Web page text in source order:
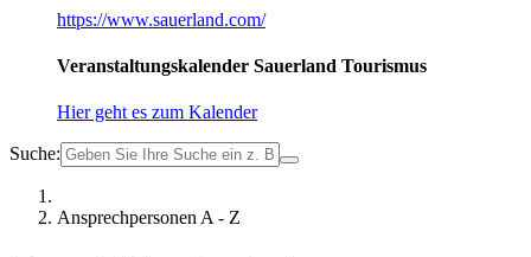
https://www.sauerland.com/
Veranstaltungskalender Sauerland Tourismus
Hier geht es zum Kalender
Suche:
Ansprechpersonen A - Z